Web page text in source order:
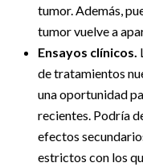
tumor. Además,
tumor vuelve a
Ensayos clínicos.
de tratamientos
una oportunidad
recientes. Podría
efectos
estrictos con los